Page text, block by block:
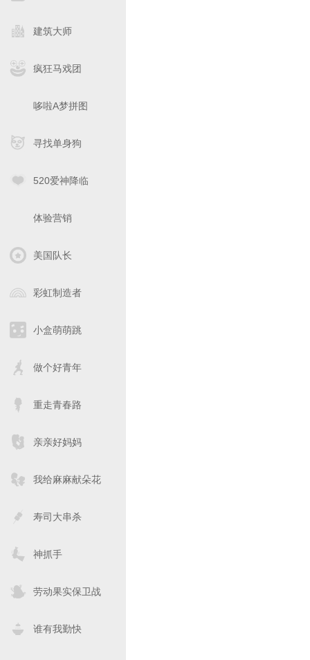
建筑大师
疯狂马戏团
哆啦A梦拼图
寻找单身狗
520爱神降临
体验营销
美国队长
彩虹制造者
小盒萌萌跳
做个好青年
重走青春路
亲亲好妈妈
我给麻麻献朵花
寿司大串杀
神抓手
劳动果实保卫战
谁有我勤快